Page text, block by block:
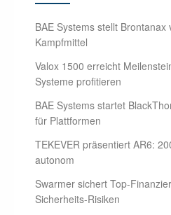
BAE Systems stellt
Kampfmittel
Valox 1500 erreicht
Systeme profitieren
BAE Systems startet
für Plattformen
TEKEVER präsentiert AR6:
autonom
Swarmer sichert Top-
Sicherheits-Risiken